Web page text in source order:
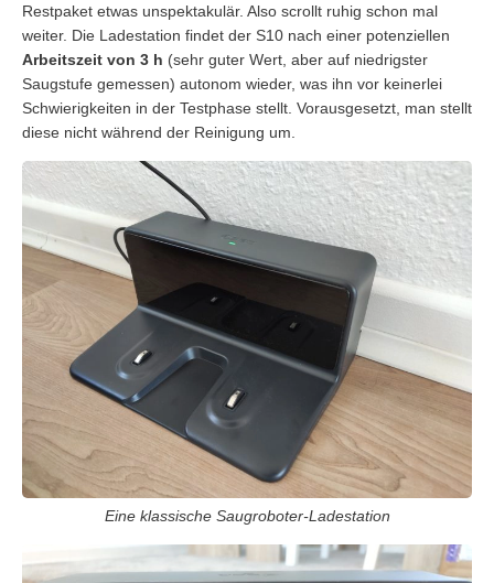
Restpaket etwas unspektakulär. Also scrollt ruhig schon mal
weiter. Die Ladestation findet der S10 nach einer potenziellen
Arbeitszeit von 3 h (sehr guter Wert, aber auf niedrigster
Saugstufe gemessen) autonom wieder, was ihn vor keinerlei
Schwierigkeiten in der Testphase stellt. Vorausgesetzt, man stellt
diese nicht während der Reinigung um.
Eine klassische Saugroboter-Ladestation